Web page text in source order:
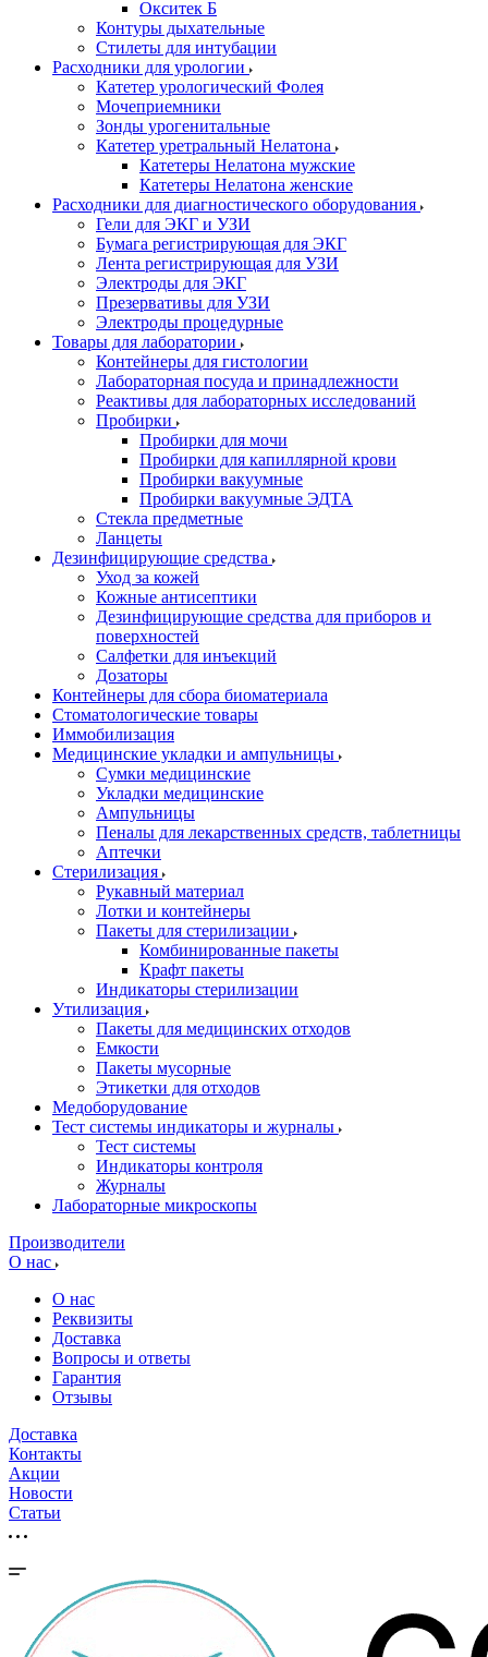
Окситек Б
Контуры дыхательные
Стилеты для интубации
Расходники для урологии
Катетер урологический Фолея
Мочеприемники
Зонды урогенитальные
Катетер уретральный Нелатона
Катетеры Нелатона мужские
Катетеры Нелатона женские
Расходники для диагностического оборудования
Гели для ЭКГ и УЗИ
Бумага регистрирующая для ЭКГ
Лента регистрирующая для УЗИ
Электроды для ЭКГ
Презервативы для УЗИ
Электроды процедурные
Товары для лаборатории
Контейнеры для гистологии
Лабораторная посуда и принадлежности
Реактивы для лабораторных исследований
Пробирки
Пробирки для мочи
Пробирки для капиллярной крови
Пробирки вакуумные
Пробирки вакуумные ЭДТА
Стекла предметные
Ланцеты
Дезинфицирующие средства
Уход за кожей
Кожные антисептики
Дезинфицирующие средства для приборов и
поверхностей
Салфетки для инъекций
Дозаторы
Контейнеры для сбора биоматериала
Стоматологические товары
Иммобилизация
Медицинские укладки и ампульницы
Сумки медицинские
Укладки медицинские
Ампульницы
Пеналы для лекарственных средств, таблетницы
Аптечки
Стерилизация
Рукавный материал
Лотки и контейнеры
Пакеты для стерилизации
Комбинированные пакеты
Крафт пакеты
Индикаторы стерилизации
Утилизация
Пакеты для медицинских отходов
Емкости
Пакеты мусорные
Этикетки для отходов
Медоборудование
Тест системы индикаторы и журналы
Тест системы
Индикаторы контроля
Журналы
Лабораторные микроскопы
Производители
О нас
О нас
Реквизиты
Доставка
Вопросы и ответы
Гарантия
Отзывы
Доставка
Контакты
Акции
Новости
Cтатьи